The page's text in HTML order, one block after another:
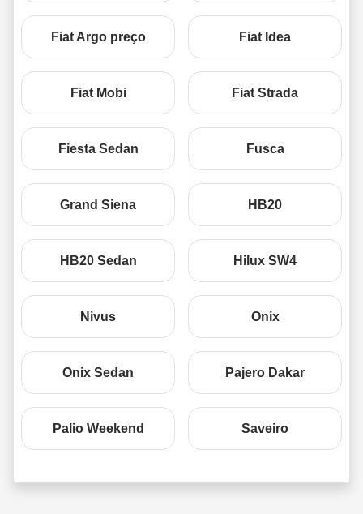
Fiat Argo preço Fiat Idea
Fiat Mobi Fiat Strada
Fiesta Sedan Fusca
Grand Siena HB20
HB20 Sedan Hilux SW4
Nivus Onix
Onix Sedan Pajero Dakar
Palio Weekend Saveiro